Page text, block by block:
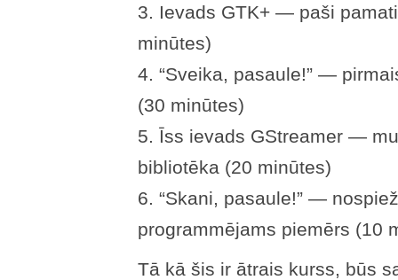
3. Ievads GTK+ — paši
minūtes)
4. “Sveika, pasaule!” —
(30 minūtes)
5. Īss ievads GStreamer —
bibliotēka (20 minūtes)
6. “Skani, pasaule!” —
programmējams piemērs (10
Tā kā šis ir ātrais kurss, būs